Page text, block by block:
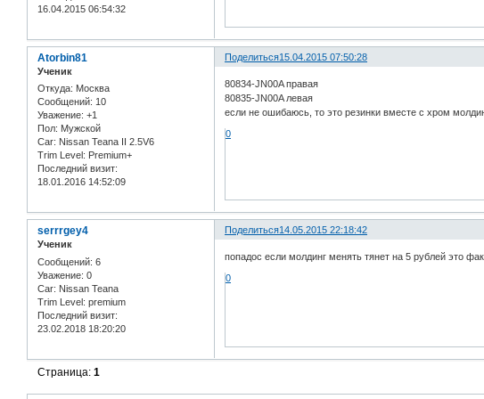
16.04.2015 06:54:32
Поделиться15.04.2015 07:50:28
Atorbin81
Ученик
Откуда: Москва
Сообщений: 10
Уважение: +1
Пол: Мужской
Car: Nissan Teana II 2.5V6
Trim Level: Premium+
Последний визит:
18.01.2016 14:52:09
80834-JN00A правая
80835-JN00A левая
если не ошибаюсь, то это резинки вместе с хром
0
Поделиться14.05.2015 22:18:42
serrrgey4
Ученик
Сообщений: 6
Уважение: 0
Car: Nissan Teana
Trim Level: premium
Последний визит:
23.02.2018 18:20:20
попадос если молдинг менять тянет на 5 рублей это
0
Страница:1